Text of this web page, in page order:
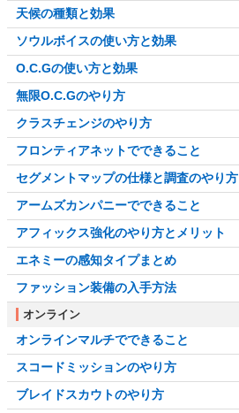
天候の種類と効果
ソウルボイスの使い方と効果
O.C.Gの使い方と効果
無限O.C.Gのやり方
クラスチェンジのやり方
フロンティアネットでできること
セグメントマップの仕様と調査のやり方
アームズカンパニーでできること
アフィックス強化のやり方とメリット
エネミーの感知タイプまとめ
ファッション装備の入手方法
オンライン
オンラインマルチでできること
スコードミッションのやり方
ブレイドスカウトのやり方